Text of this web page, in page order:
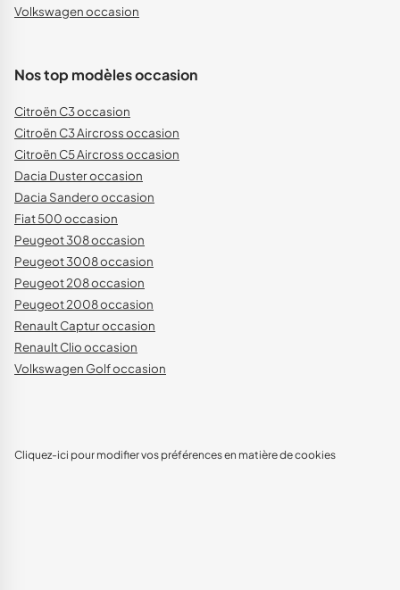
Volkswagen occasion
Nos top modèles occasion
Citroën C3 occasion
Citroën C3 Aircross occasion
Citroën C5 Aircross occasion
Dacia Duster occasion
Dacia Sandero occasion
Fiat 500 occasion
Peugeot 308 occasion
Peugeot 3008 occasion
Peugeot 208 occasion
Peugeot 2008 occasion
Renault Captur occasion
Renault Clio occasion
Volkswagen Golf occasion
Cliquez-ici pour modifier vos préférences en matière de cookies